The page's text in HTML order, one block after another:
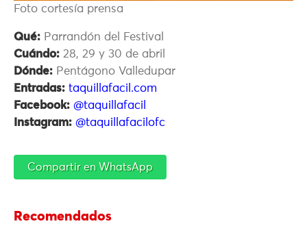
Foto cortesía prensa
Qué: Parrandón del Festival
Cuándo: 28, 29 y 30 de abril
Dónde: Pentágono Valledupar
Entradas: taquillafacil.com
Facebook: @taquillafacil
Instagram: @taquillafacilofc
Compartir en WhatsApp
Recomendados